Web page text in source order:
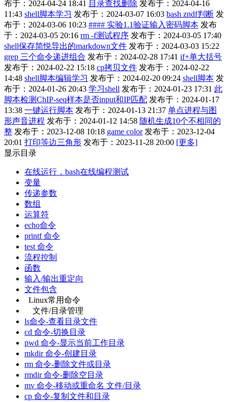
布于：2024-04-24 18:41 目录查找删除 发布于：2024-04-16
11:43 shell脚本学习 发布于：2024-03-07 16:03 bash zndf判断 发
布于：2024-03-06 10:23 #### 实验1.1验证输入密码脚本 发布
于：2024-03-05 20:16 rm -f测试程序 发布于：2024-03-05 17:40
shell保存简悦导出的markdown文件 发布于：2024-03-03 15:22
grep 三个命令递进组合 发布于：2024-02-28 17:41 if+单大括号
发布于：2024-02-22 15:18 cp拷贝文件 发布于：2024-02-22
14:48 shell脚本编辑学习 发布于：2024-02-20 09:24 shell脚本 发
布于：2024-01-26 20:43 学习shell 发布于：2024-01-23 17:31 此
脚本检测ChIP-seq样本是否input和IP匹配 发布于：2024-01-17
13:38 一键运行脚本 发布于：2024-01-13 21:37 单点进程与图
形声音进程 发布于：2024-01-12 14:58 随机生成10个不相同的
整 发布于：2023-12-08 10:18 game color 发布于：2023-12-04
20:01 打印等边三角形 发布于：2023-11-28 20:00 [更多]
显示目录
在线运行，bash在线编程测试
变量
传递参数
数组
运算符
echo命令
printf 命令
test 命令
流程控制
函数
输入/输出重定向
文件包含
Linux常用命令
文件/目录管理
ls命令-查看目录文件
cd 命令-切换目录
pwd 命令-显示当前工作目录
mkdir 命令-创建目录
rm 命令-删除文件或目录
rmdir 命令-删除空目录
mv 命令-移动或重命名 文件/目录
cp 命令-复制文件和目录